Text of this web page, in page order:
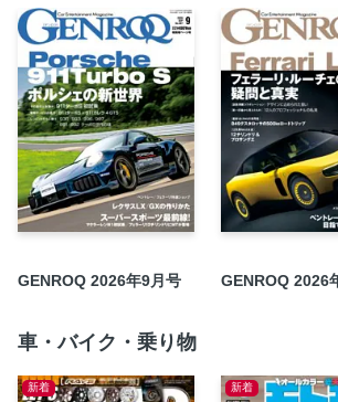
M850i xドライブ・カブリオレ
SUV NOW ランドローバー・レンジロー
BMW X3 M50 xドライブ vs メルセデス
ティック
ボルボXC90 T8AWDプラグインハイブ
xドライブ40d Mスポーツ
CLOSE UP モーガン・プラス4
JUST ARRIVED BMWアルピナB4 GTグ
CRITICAL JUDGMENT BMW M4 コン
SHORT STORY Photograph by
シェ718ボクスター・スタイルエディショ
KAZ BAR アメリカの憂鬱 清水和夫 ×
GENROQ 2026年9月号 GENROQ 2026
車・バイク・乗り物
新着 新着